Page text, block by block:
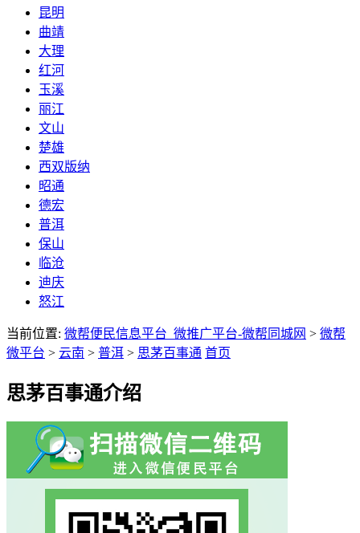
昆明
曲靖
大理
红河
玉溪
丽江
文山
楚雄
西双版纳
昭通
德宏
普洱
保山
临沧
迪庆
怒江
当前位置: 微帮便民信息平台_微推广平台-微帮同城网 > 微帮
微平台 > 云南 > 普洱 > 思茅百事通 首页
思茅百事通介绍